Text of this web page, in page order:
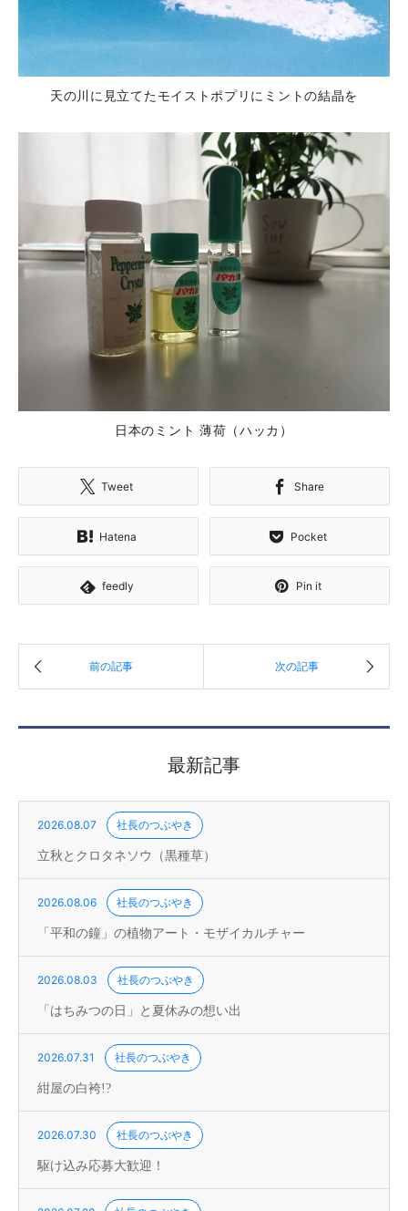
天の川に見立てたモイストポプリにミントの結晶を
日本のミント 薄荷（ハッカ）
Tweet Share
Hatena Pocket
feedly Pin it
最新記事
2026.08.07 社長のつぶやき
立秋とクロタネソウ（黒種草）
2026.08.06 社長のつぶやき
「平和の鐘」の植物アート・モザイカルチャー
2026.08.03 社長のつぶやき
「はちみつの日」と夏休みの想い出
2026.07.31 社長のつぶやき
紺屋の白袴!?
2026.07.30 社長のつぶやき
駆け込み応募大歓迎！